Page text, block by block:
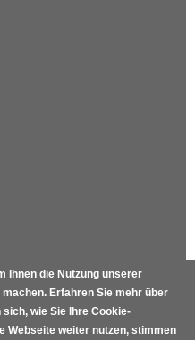
Ihnen die Nutzung unserer
Erfahren Sie mehr über
wie Sie Ihre Cookie-
Webseite weiter nutzen, stimmen